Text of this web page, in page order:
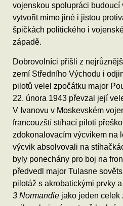
vojenskou spolupráci budoucí
vytvořit mimo jiné i jistou
špičkách politického i
západě.
Dobrovolníci přišli z
zemí Středního Východu i
pilotů velel zpočátku major
22. února 1943 převzal její
V Ivanovu v Moskevském
francouzští stíhací piloti
zdokonalovacím výcvikem na
výcvik absolvovali na
byly ponechány pro boj na
předvedl major Tulasne
pilotáž s akrobatickými prvky
3 Normandie jako jeden celek